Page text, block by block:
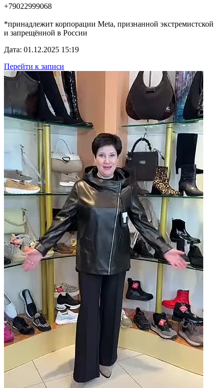
+79022999068
*принадлежит корпорации Meta, признанной экстремистской
и запрещённой в России
Дата: 01.12.2025 15:19
Перейти к записи